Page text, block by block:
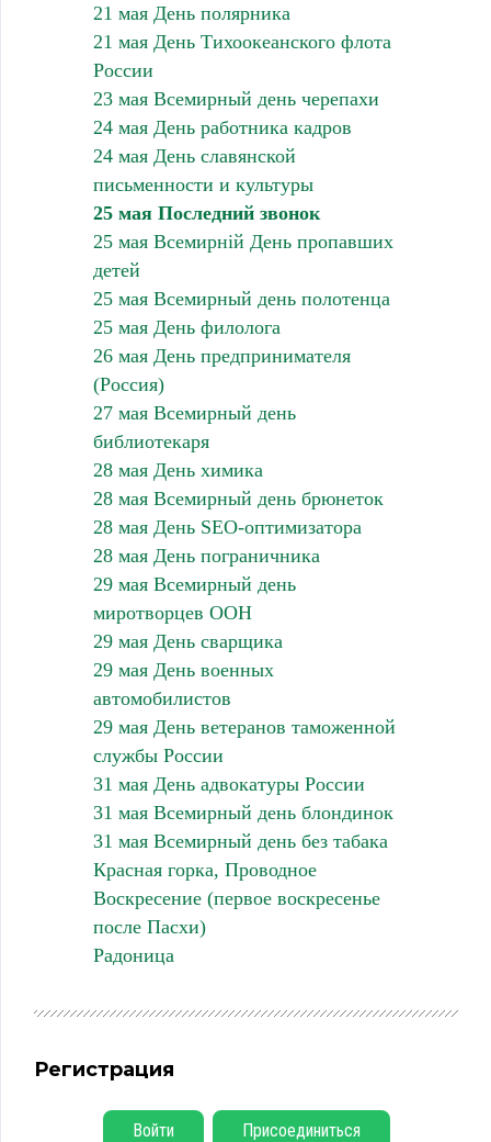
21 мая День полярника
21 мая День Тихоокеанского флота
России
23 мая Всемирный день черепахи
24 мая День работника кадров
24 мая День славянской
письменности и культуры
25 мая Последний звонок
25 мая Всемирній День пропавших
детей
25 мая Всемирный день полотенца
25 мая День филолога
26 мая День предпринимателя
(Россия)
27 мая Всемирный день
библиотекаря
28 мая День химика
28 мая Всемирный день брюнеток
28 мая День SEO-оптимизатора
28 мая День пограничника
29 мая Всемирный день
миротворцев ООН
29 мая День сварщика
29 мая День военных
автомобилистов
29 мая День ветеранов таможенной
службы России
31 мая День адвокатуры России
31 мая Всемирный день блондинок
31 мая Всемирный день без табака
Красная горка, Проводное
Воскресение (первое воскресенье
после Пасхи)
Радоница
Регистрация
Войти Присоединиться